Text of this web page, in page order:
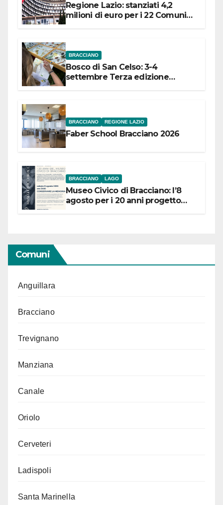
Regione Lazio: stanziati 4,2
milioni di euro per i 22 Comuni
BRACCIANO
Bosco di San Celso: 3-4
settembre Terza edizione
BRACCIANO REGIONE LAZIO
Faber School Bracciano 2026
BRACCIANO LAGO
Museo Civico di Bracciano: l’8
agosto per i 20 anni progetto
Comuni
Anguillara
Bracciano
Trevignano
Manziana
Canale
Oriolo
Cerveteri
Ladispoli
Santa Marinella